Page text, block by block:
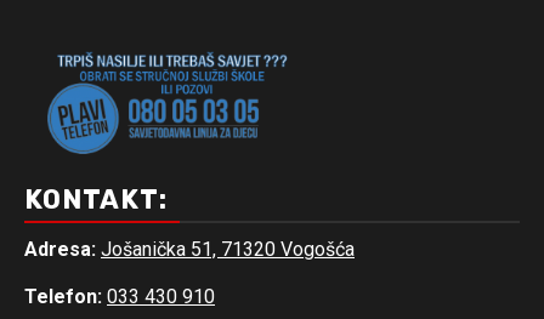
KONTAKT:
Adresa: Jošanička 51, 71320 Vogošća
Telefon: 033 430 910